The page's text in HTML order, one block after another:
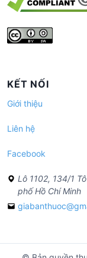
KẾT NỐI
Giới thiệu
Liên hệ
Facebook
Lô 1102, 134/1
phố Hồ Chí Minh